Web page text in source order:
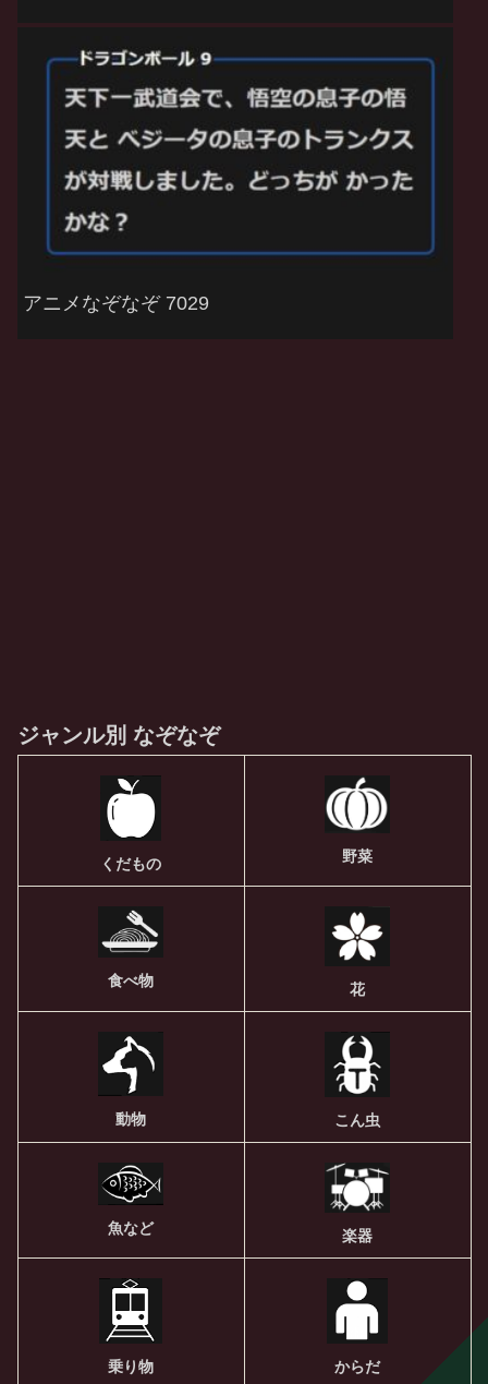
アニメなぞなぞ 7029
ジャンル別 なぞなぞ
くだもの 野菜
食べ物 花
動物 こん虫
魚など 楽器
乗り物 からだ